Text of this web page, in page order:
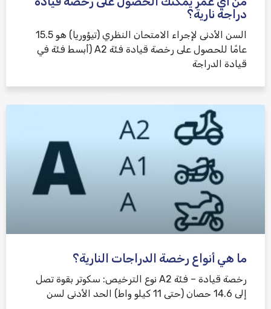
دراجة نارية؟
السن الأدنى لإجراء الامتحان النظري (تيؤوريا) هو 15.5
عامًا للحصول على رخصة قيادة فئة A2 (أبسط فئة في
قيادة الدراجة
ما هي أنواع رخصة الدراجات النارية؟
رخصة قيادة – فئة A2 نوع الترخيص: سكوتر بقوة تصل
إلى 14.6 حصان (حتى 11 كيلو واط) الحد الأدنى لسن